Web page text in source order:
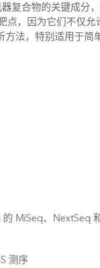
复合物的关键成分
点，因为它们不仅
法，特别适用于简
MiSeq、NextSeq
测序